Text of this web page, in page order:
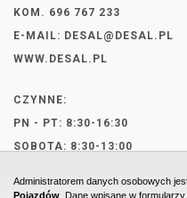
KOM. 696 767 233
E-MAIL: DESAL@DESAL.PL
WWW.DESAL.PL
CZYNNE:
PN - PT: 8:30-16:30
SOBOTA: 8:30-13:00
Administratorem danych osobowych
Pojazdów . Dane wpisane w